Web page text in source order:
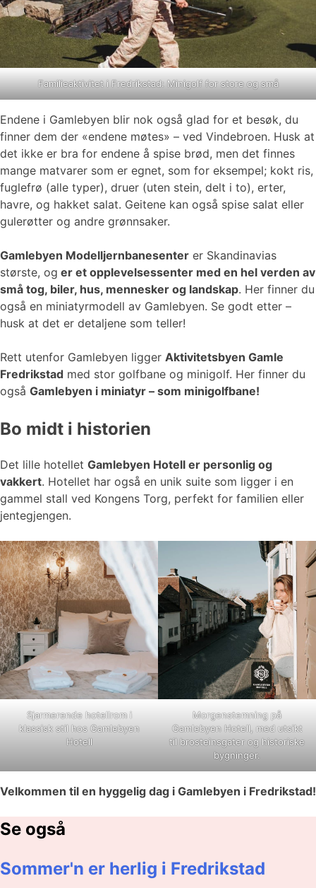
Familieaktivitet i Fredrikstad: Minigolf for store og små
Endene i Gamlebyen blir nok også glad for et besøk, du
finner dem der «endene møtes» – ved Vindebroen. Husk at
det ikke er bra for endene å spise brød, men det finnes
mange matvarer som er egnet, som for eksempel; kokt ris,
fuglefrø (alle typer), druer (uten stein, delt i to), erter,
havre, og hakket salat. Geitene kan også spise salat eller
gulerøtter og andre grønnsaker.
Gamlebyen Modelljernbanesenter er Skandinavias
største, og er et opplevelsessenter med en hel verden av
små tog, biler, hus, mennesker og landskap. Her finner du
også en miniatyrmodell av Gamlebyen. Se godt etter –
husk at det er detaljene som teller!
Rett utenfor Gamlebyen ligger Aktivitetsbyen Gamle
Fredrikstad med stor golfbane og minigolf. Her finner du
også Gamlebyen i miniatyr – som minigolfbane!
Bo midt i historien
Det lille hotellet Gamlebyen Hotell er personlig og
vakkert. Hotellet har også en unik suite som ligger i en
gammel stall ved Kongens Torg, perfekt for familien eller
jentegjengen.
Sjarmerende hotellrom i
klassisk stil hos Gamlebyen
Hotell
Morgenstemning på
Gamlebyen Hotell, med utsikt
til brosteinsgater og historiske
bygninger.
Velkommen til en hyggelig dag i Gamlebyen i Fredrikstad!
Se også
Sommer'n er herlig i Fredrikstad